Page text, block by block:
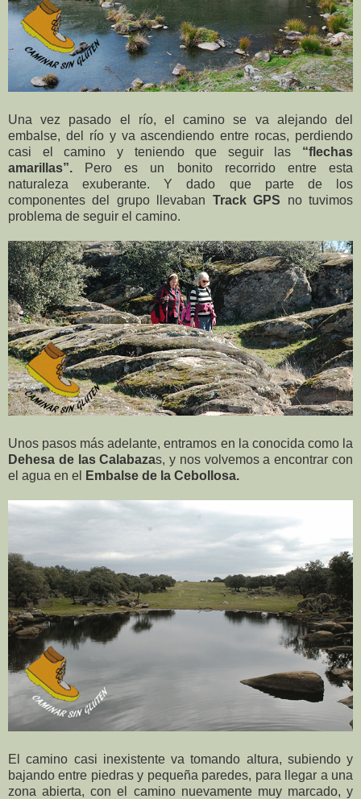
Una vez pasado el río, el camino se va alejando del
embalse, del río y va ascendiendo entre rocas, perdiendo
casi el camino y teniendo que seguir las “flechas
amarillas”.
Pero es un bonito recorrido entre esta
naturaleza exuberante. Y dado que parte de los
componentes del grupo llevaban Track GPS no tuvimos
problema de seguir el camino.
Unos pasos más adelante, entramos en la conocida como la
Dehesa de las Calabazas, y nos volvemos a encontrar con
el agua en el
Embalse de la Cebollosa.
El camino casi inexistente va tomando altura, subiendo y
bajando entre piedras y pequeña paredes, para llegar a una
zona abierta, con el camino nuevamente muy marcado, y